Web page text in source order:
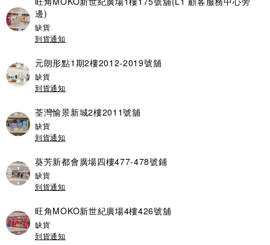
邊)
缺貨
到貨通知
元朗形點1期2樓2012-2019號舖
缺貨
到貨通知
荃灣愉景新城2樓2011號舖
缺貨
到貨通知
葵芳新都會廣場四樓477-478號鋪
缺貨
到貨通知
旺角MOKO新世紀廣場4樓426號舖
缺貨
到貨通知